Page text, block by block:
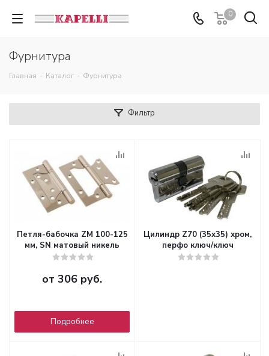
0
Фурнитура
Главная - Каталог - Фурнитура
Фильтр
Петля-бабочка ZM 100-125
мм, SN матовый никель
от 306 руб.
Подробнее
Цилиндр Z70 (35х35) хром,
перфо ключ/ключ